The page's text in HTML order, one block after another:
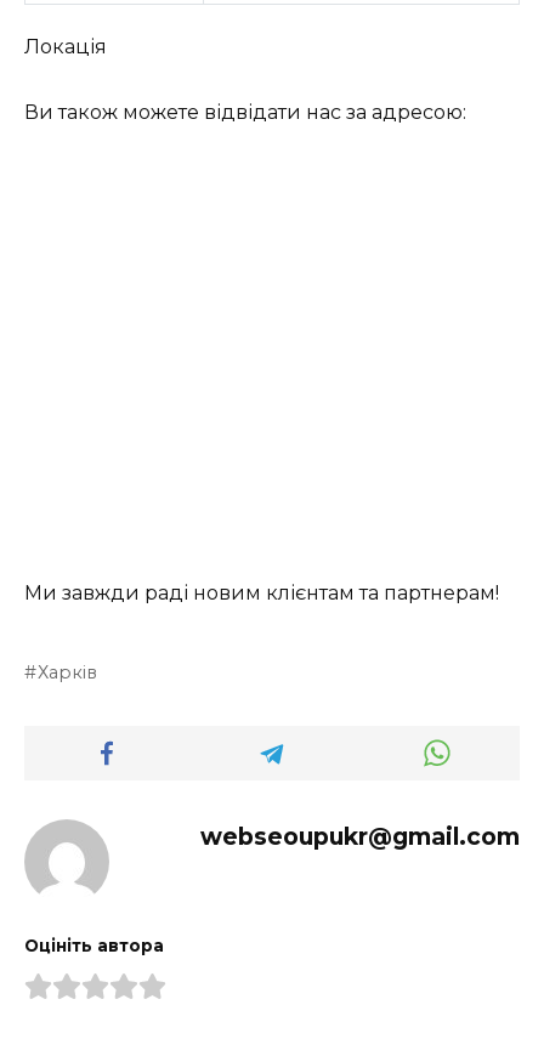
Локація
Ви також можете відвідати нас за адресою:
Ми завжди раді новим клієнтам та партнерам!
Харків
webseoupukr@gmail.com
Оцініть автора